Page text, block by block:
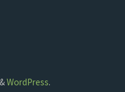
&WordPress.